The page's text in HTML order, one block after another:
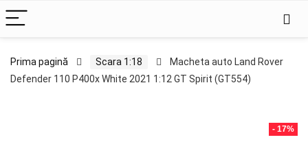
Prima pagină Scara 1:18
Macheta auto Land Rover
Defender 110 P400x White 2021 1:12 GT Spirit (GT554)
- 17%